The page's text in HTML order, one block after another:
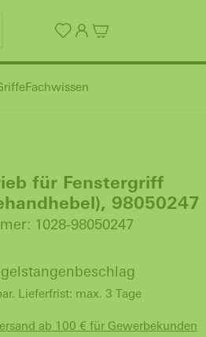
Fachwissen
für Fenstergriff
98050247
1028-98050247
Lieferfrist: max. 3 Tage
ab 100 € für Gewerbekunden